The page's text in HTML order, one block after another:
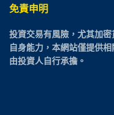
免責申明
投資交易有風險，尤其加
自身能力，本網站僅提供
由投資人自行承擔。